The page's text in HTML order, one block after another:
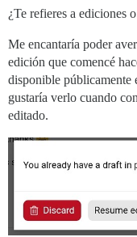
¿Te refieres a ediciones
Me encantaría poder
edición que comencé
disponible públicamente
gustaría verlo cuando
editado.